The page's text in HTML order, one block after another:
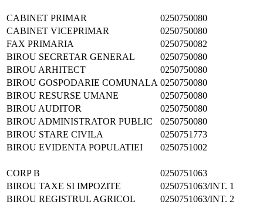
CABINET PRIMAR
0250750080
CABINET VICEPRIMAR
0250750080
FAX PRIMARIA
0250750082
BIROU SECRETAR GENERAL
0250750080
BIROU ARHITECT
0250750080
BIROU GOSPODARIE COMUNALA 0250750080
BIROU RESURSE UMANE
0250750080
BIROU AUDITOR
0250750080
BIROU ADMINISTRATOR PUBLIC
0250750080
BIROU STARE CIVILA
0250751773
BIROU EVIDENTA POPULATIEI
0250751002
CORP B
0250751063
BIROU TAXE SI IMPOZITE
0250751063/INT. 1
BIROU REGISTRUL AGRICOL
0250751063/INT. 2